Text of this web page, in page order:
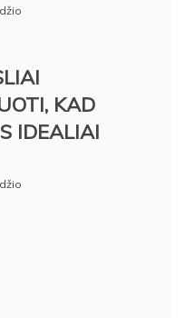
KAD
IDEALIAI